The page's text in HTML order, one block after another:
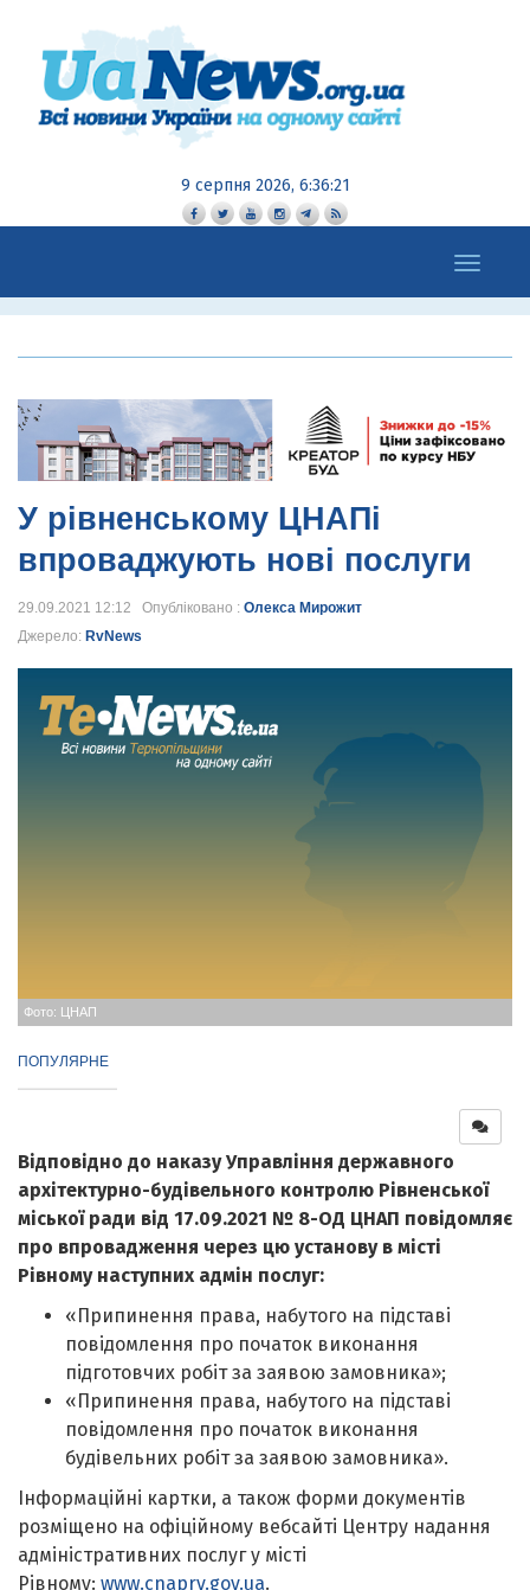
9 серпня 2026, 6:36:22
Toggle
navigation
У рівненському ЦНАПі
впроваджують нові послуги
29.09.2021 12:12 Опубліковано : Олекса Мирожит
Джерело: RvNews
Фото: ЦНАП
ПОПУЛЯРНЕ
Відповідно до наказу Управління державного
архітектурно-будівельного контролю Рівненської
міської ради від 17.09.2021 № 8-ОД ЦНАП повідомляє
про впровадження через цю установу в місті
Рівному наступних адмін послуг:
«Припинення права, набутого на підставі
повідомлення про початок виконання
підготовчих робіт за заявою замовника»;
«Припинення права, набутого на підставі
повідомлення про початок виконання
будівельних робіт за заявою замовника».
Інформаційні картки, а також форми документів
розміщено на офіційному вебсайті Центру надання
адміністративних послуг у місті
Рівному: www.cnaprv.gov.ua.